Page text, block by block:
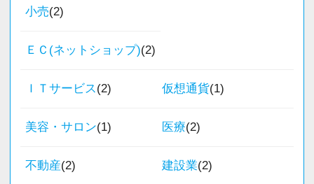
これまでの会計事務所や経理経験を活かしてご
また、経験やスキルに応じて徐々に担当する業
務の幅を広げていただきます。
将来的には申告書レビューなど、専門性を高め
どこでも通用する実務スキルを身につけなが
小売(2)
ＥＣ(ネットショップ)(2)
ＩＴサービス(2) 仮想通貨(1)
美容・サロン(1) 医療(2)
不動産(2) 建設業(2)